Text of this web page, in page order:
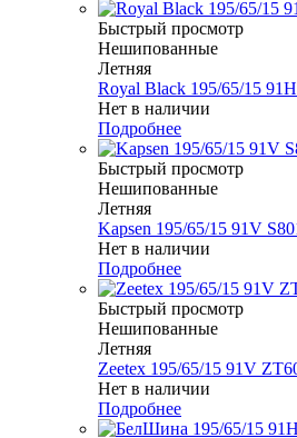
Быстрый просмотр
Нешипованные
Летняя
Royal Black 195/65/15
Нет в наличии
Подробнее
Быстрый просмотр
Нешипованные
Летняя
Kapsen 195/65/15 91V
Нет в наличии
Подробнее
Быстрый просмотр
Нешипованные
Летняя
Zeetex 195/65/15 91V
Нет в наличии
Подробнее